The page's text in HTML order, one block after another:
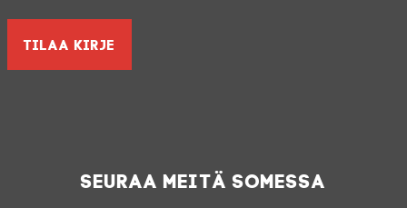
Seuraa meitä somessa